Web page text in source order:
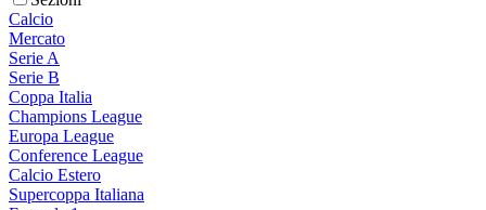
Calcio
Mercato
Serie A
Serie B
Coppa Italia
Champions League
Europa League
Conference League
Calcio Estero
Supercoppa Italiana